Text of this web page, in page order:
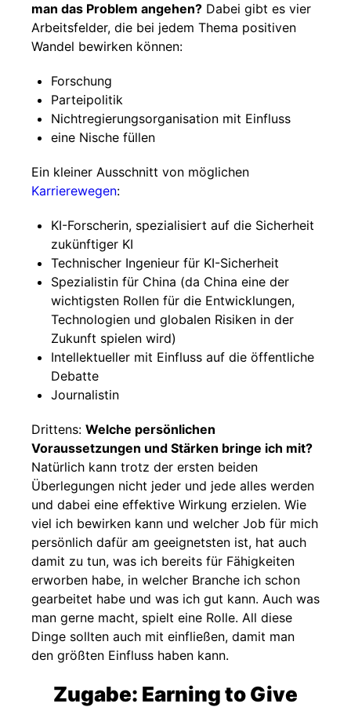
man das Problem angehen? Dabei gibt es vier
Arbeitsfelder, die bei jedem Thema positiven
Wandel bewirken können:
Forschung
Parteipolitik
Nichtregierungsorganisation mit Einfluss
eine Nische füllen
Ein kleiner Ausschnitt von möglichen
Karrierewegen:
KI-Forscherin, spezialisiert auf die Sicherheit
zukünftiger KI
Technischer Ingenieur für KI-Sicherheit
Spezialistin für China (da China eine der
wichtigsten Rollen für die Entwicklungen,
Technologien und globalen Risiken in der
Zukunft spielen wird)
Intellektueller mit Einfluss auf die öffentliche
Debatte
Journalistin
Drittens: Welche persönlichen
Voraussetzungen und Stärken bringe ich mit?
Natürlich kann trotz der ersten beiden
Überlegungen nicht jeder und jede alles werden
und dabei eine effektive Wirkung erzielen. Wie
viel ich bewirken kann und welcher Job für mich
persönlich dafür am geeignetsten ist, hat auch
damit zu tun, was ich bereits für Fähigkeiten
erworben habe, in welcher Branche ich schon
gearbeitet habe und was ich gut kann. Auch was
man gerne macht, spielt eine Rolle. All diese
Dinge sollten auch mit einfließen, damit man
den größten Einfluss haben kann.
Zugabe: Earning to Give